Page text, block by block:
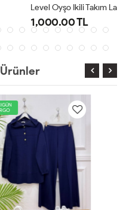
Level Oyşo Ikili Takım Lacivert
1,000.00 TL
AYNIGÜN
KARGO